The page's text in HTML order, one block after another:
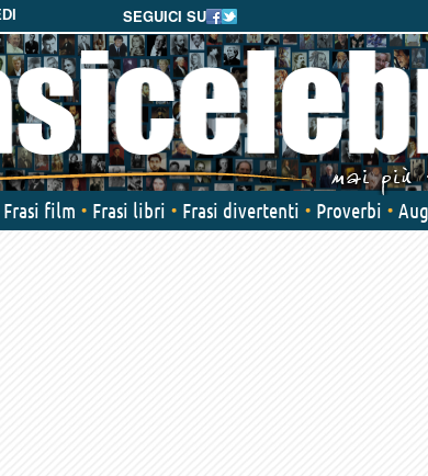
SEGUICI SU
Frasi film Frasi libri Frasi divertenti Proverbi